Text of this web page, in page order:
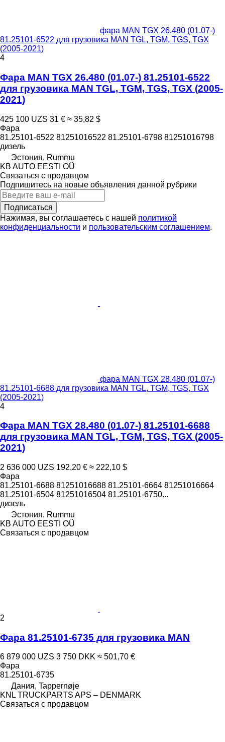
фара MAN TGX 26.480 (01.07-)
81.25101-6522 для грузовика MAN TGL, TGM, TGS, TGX
(2005-2021)
4
Фара MAN TGX 26.480 (01.07-) 81.25101-6522
для грузовика MAN TGL, TGM, TGS, TGX (2005-
2021)
425 100 UZS 31 € ≈ 35,82 $
Фара
81.25101-6522 81251016522 81.25101-6798 81251016798
дизель
Эстония, Rummu
KB AUTO EESTI OÜ
Связаться с продавцом
Подпишитесь на новые объявления данной рубрики
Подписаться
Нажимая, вы соглашаетесь с нашей политикой
конфиденциальности и пользовательским соглашением.
фара MAN TGX 28.480 (01.07-)
81.25101-6688 для грузовика MAN TGL, TGM, TGS, TGX
(2005-2021)
4
Фара MAN TGX 28.480 (01.07-) 81.25101-6688
для грузовика MAN TGL, TGM, TGS, TGX (2005-
2021)
2 636 000 UZS 192,20 € ≈ 222,10 $
Фара
81.25101-6688 81251016688 81.25101-6664 81251016664
81.25101-6504 81251016504 81.25101-6750...
дизель
Эстония, Rummu
KB AUTO EESTI OÜ
Связаться с продавцом
2
Фара 81.25101-6735 для грузовика MAN
6 879 000 UZS 3 750 DKK ≈ 501,70 €
Фара
81.25101-6735
Дания, Tappernøje
KNL TRUCKPARTS APS – DENMARK
Связаться с продавцом